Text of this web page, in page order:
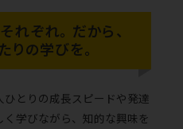
れぞれ。 だから、
りの学びを。
とりの成長スピードや発達
く学びながら、知的な興味を